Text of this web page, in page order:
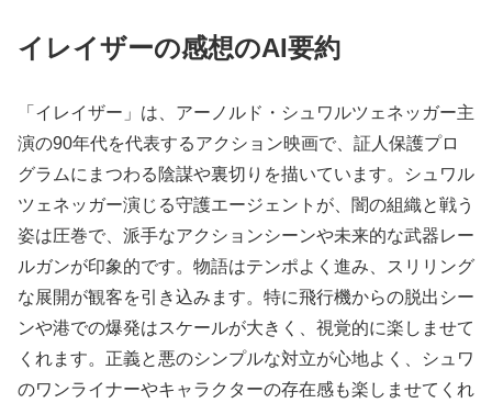
イレイザーの感想のAI要約
「イレイザー」は、アーノルド・シュワルツェネッガー主
演の90年代を代表するアクション映画で、証人保護プロ
グラムにまつわる陰謀や裏切りを描いています。シュワル
ツェネッガー演じる守護エージェントが、闇の組織と戦う
姿は圧巻で、派手なアクションシーンや未来的な武器レー
ルガンが印象的です。物語はテンポよく進み、スリリング
な展開が観客を引き込みます。特に飛行機からの脱出シー
ンや港での爆発はスケールが大きく、視覚的に楽しませて
くれます。正義と悪のシンプルな対立が心地よく、シュワ
のワンライナーやキャラクターの存在感も楽しませてくれ